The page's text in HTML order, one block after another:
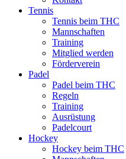
Tennis
Tennis beim THC
Mannschaften
Training
Mitglied werden
Förderverein
Padel
Padel beim THC
Regeln
Training
Ausrüstung
Padelcourt
Hockey
Hockey beim THC